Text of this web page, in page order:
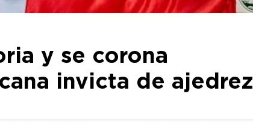
y se corona
invicta de ajedrez